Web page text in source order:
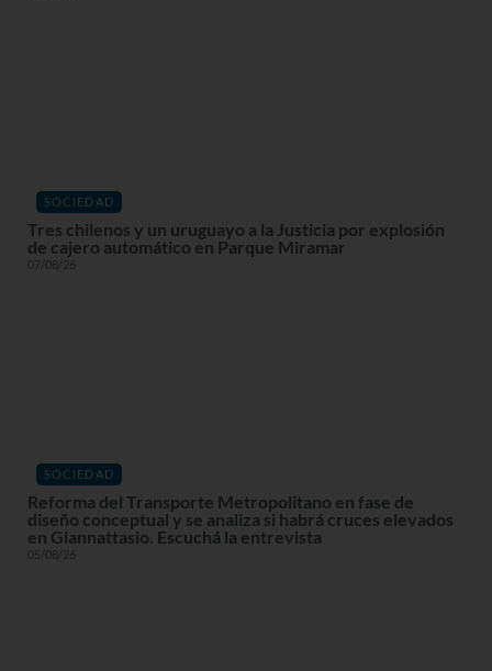
SOCIEDAD
Tres chilenos y un uruguayo a la Justicia por explosión
de cajero automático en Parque Miramar
07/08/26
SOCIEDAD
Reforma del Transporte Metropolitano en fase de
diseño conceptual y se analiza si habrá cruces elevados
en Giannattasio. Escuchá la entrevista
05/08/26